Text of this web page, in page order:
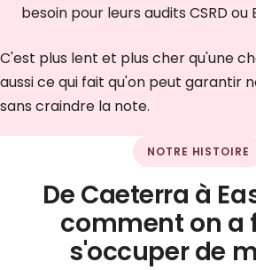
besoin pour leurs audits CSRD ou
C'est plus lent et plus cher qu'une
aussi ce qui fait qu'on peut garantir
sans craindre la note.
NOTRE HISTOIRE
De Caeterra à
comment on a
s'occuper de